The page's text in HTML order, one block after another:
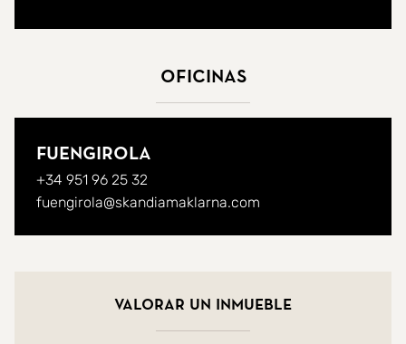
Oficinas
Fuengirola
+34 951 96 25 32
fuengirola@skandiamaklarna.com
Valorar un inmueble